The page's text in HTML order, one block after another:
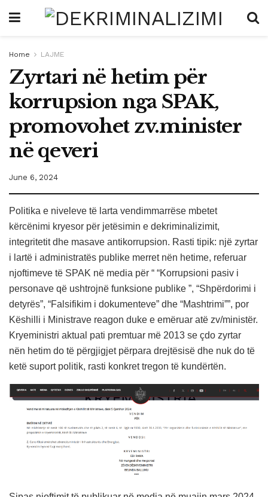
Home LAJME
Zyrtari në hetim për
korrupsion nga SPAK,
promovohet zv.minister
në qeveri
June 6, 2024
Politika e niveleve të larta vendimmarrëse mbetet
kërcënimi kryesor për jetësimin e dekriminalizimit,
integritetit dhe masave antikorrupsion. Rasti tipik: një zyrtar
i lartë i administratës publike merret nën hetime, referuar
njoftimeve të SPAK në media për “ “Korrupsioni pasiv i
personave që ushtrojnë funksione publike ”, “Shpërdorimi i
detyrës”, “Falsifikim i dokumenteve” dhe “Mashtrimi””, por
Këshilli i Ministrave reagon duke e emëruar atë zv/ministër.
Kryeministri aktual pati premtuar më 2013 se çdo zyrtar
nën hetim do të përgjigjet përpara drejtësisë dhe nuk do të
ketë suport politik, rasti konkret tregon të kundërtën.